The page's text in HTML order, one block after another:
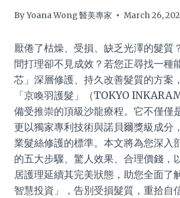
ByYoana Wong 醫美專家 March 26,
厭倦了枯燥、受損、缺乏光澤的髮質
間打理卻不見成效？若您正尋找一種
芯」深層修護、持久改善髮質的方案
「京喚羽護髮」（TOKYO
備受推崇的頂級沙龍療程。它不僅僅
更以獨家專利技術與諾貝爾獎級成分
業髮絲修護的標準。本文將為您深入
的五大步驟、驚人效果、合理價錢，
居護理延續其完美狀態，助您全面了
智慧投資」，告別受損髮質，重拾自